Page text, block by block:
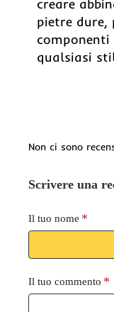
creare
pietre dure,
qualsiasi
Non ci sono
Scrivere una
Il tuo nome
Il tuo commento